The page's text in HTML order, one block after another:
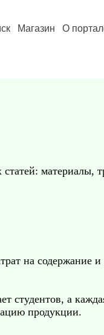
Магазин О
материалы,
на содержание
студентов, а
продукции.